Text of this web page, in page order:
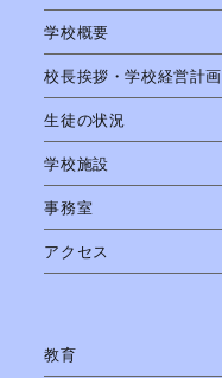
学校概要
校長挨拶・学校経営計画
生徒の状況
学校施設
事務室
アクセス
教育